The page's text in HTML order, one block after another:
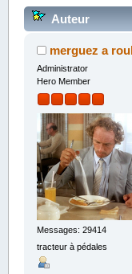
Auteur
merguez a
Administrator
Hero Member
Messages: 29414
tracteur à pédales